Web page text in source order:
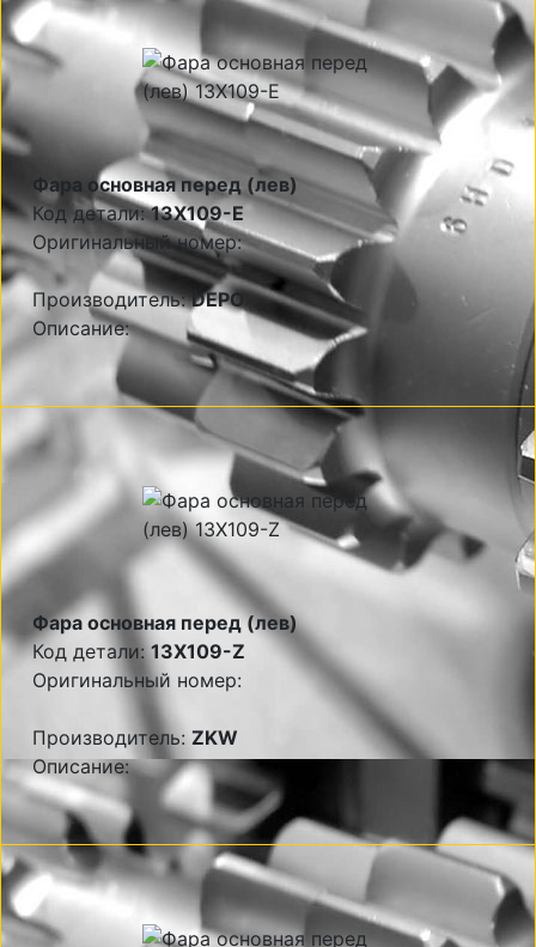
Фара основная перед (лев)
Код детали:13X109-E
Оригинальный номер:
Производитель:DEPO
Описание:
Фара основная перед (лев)
Код детали:13X109-Z
Оригинальный номер:
Производитель: ZKW
Описание: